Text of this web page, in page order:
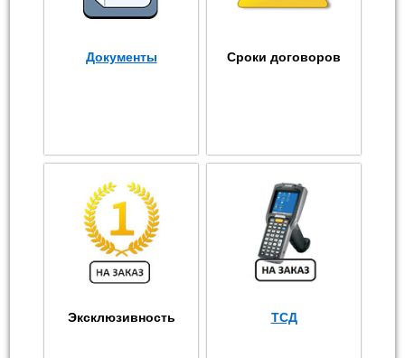
Документы Сроки договоров
Эксклюзивность ТСД